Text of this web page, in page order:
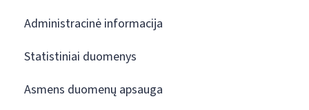
Administracinė informacija
Statistiniai duomenys
Asmens duomenų apsauga